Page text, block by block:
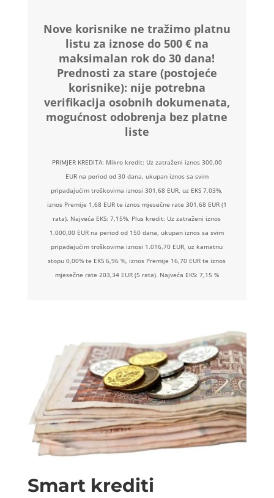
Nove korisnike ne tražimo platnu
listu za iznose do 500 € na
maksimalan rok do 30 dana!
Prednosti za stare (postojeće
korisnike): nije potrebna
verifikacija osobnih dokumenata,
mogućnost odobrenja bez platne
liste
PRIMJER KREDITA: Mikro kredit: Uz zatraženi iznos 300,00
EUR na period od 30 dana, ukupan iznos sa svim
pripadajućim troškovima iznosi 301,68 EUR, uz EKS 7,03%,
iznos Premije 1,68 EUR te iznos mjesečne rate 301,68 EUR (1
rata). Najveća EKS: 7,15%, Plus kredit: Uz zatraženi iznos
1.000,00 EUR na period od 150 dana, ukupan iznos sa svim
pripadajućim troškovima iznosi 1.016,70 EUR, uz kamatnu
stopu 0,00% te EKS 6,96 %, iznos Premije 16,70 EUR te iznos
mjesečne rate 203,34 EUR (5 rata). Najveća EKS: 7,15 %
Smart krediti